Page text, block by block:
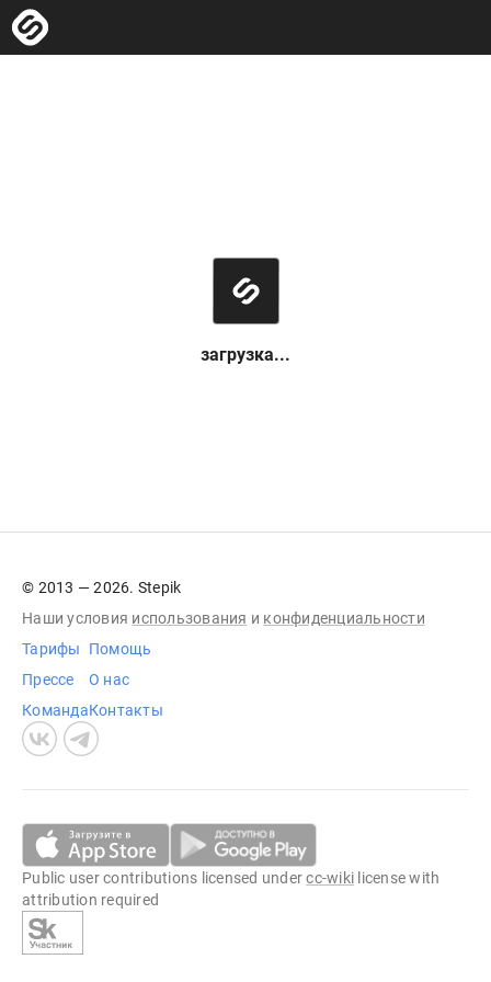
загрузка...
© 2013 — 2026. Stepik
Наши условия использования и конфиденциальности
Тарифы
Прессе
Команда
Помощь
О нас
Контакты
Public user contributions licensed undercc-wiki license with
attribution required